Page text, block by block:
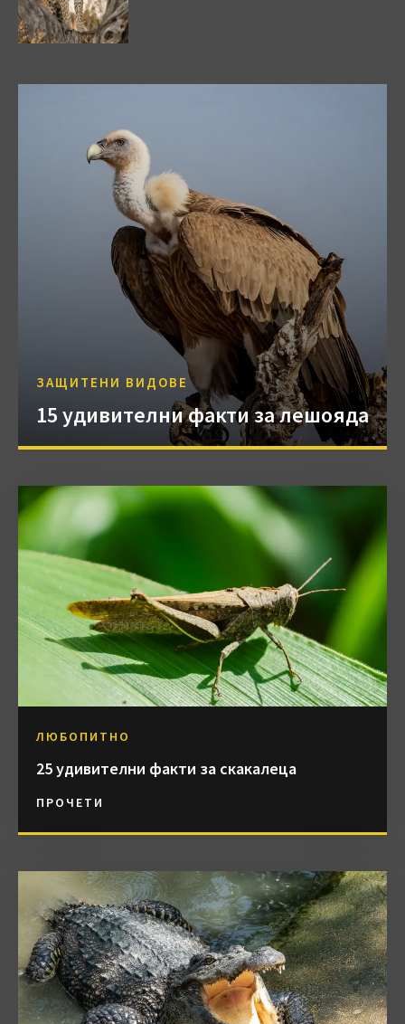
ЗАЩИТЕНИ ВИДОВЕ
15 удивителни факти за лешояда
ЛЮБОПИТНО
25 удивителни факти за скакалеца
ПРОЧЕТИ